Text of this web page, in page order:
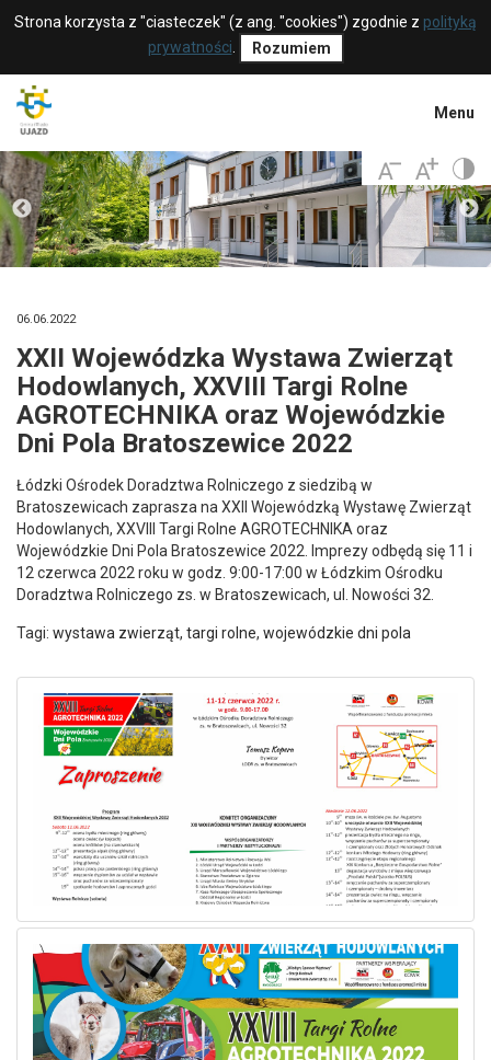
Strona korzysta z "ciasteczek" (z ang. "cookies") zgodnie z polityką
prywatności
Rozumiem
Menu
06.06.2022
XXII Wojewódzka Wystawa Zwierząt
Hodowlanych, XXVIII Targi Rolne
AGROTECHNIKA oraz Wojewódzkie
Dni Pola Bratoszewice 2022
Łódzki Ośrodek Doradztwa Rolniczego z siedzibą w
Bratoszewicach zaprasza na XXII Wojewódzką Wystawę Zwierząt
Hodowlanych, XXVIII Targi Rolne AGROTECHNIKA oraz
Wojewódzkie Dni Pola Bratoszewice 2022. Imprezy odbędą się 11 i
12 czerwca 2022 roku w godz. 9:00-17:00 w Łódzkim Ośrodku
Doradztwa Rolniczego zs. w Bratoszewicach, ul. Nowości 32.
Tagi: wystawa zwierząt, targi rolne, wojewódzkie dni pola